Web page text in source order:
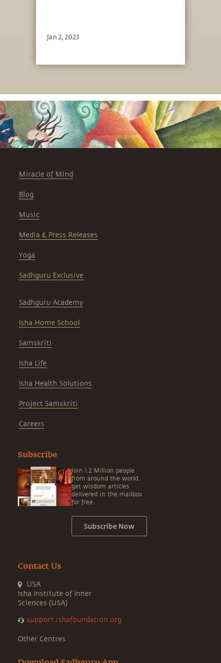
Jan 2, 2023
Miracle of Mind
Blog
Music
Media & Press Releases
Yoga
Sadhguru Exclusive
Sadhguru Academy
Isha Home School
Samskriti
Isha Life
Isha Health Solutions
Project Samskriti
Careers
Subscribe
Join 1.2 Million people
from around the world,
get wisdom articles
delivered in the mailbox
for free.
Subscribe Now
Contact Us
USA
Isha Institute of Inner
Sciences (USA)
support.ishafoundation.org
Other Centres